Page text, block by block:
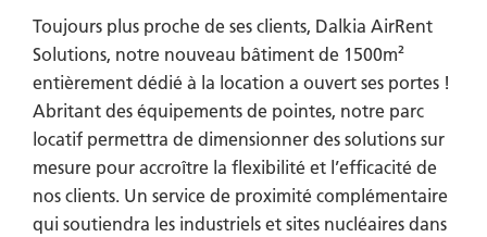
Toujours plus proche de ses clients, Dalkia AirRent
Solutions, notre nouveau bâtiment de 1500m²
entièrement dédié à la location a ouvert ses portes !
Abritant des équipements de pointes, notre parc
locatif permettra de dimensionner des solutions sur
mesure pour accroître la flexibilité et l’efficacité de
nos clients. Un service de proximité complémentaire
qui soutiendra les industriels et sites nucléaires dans